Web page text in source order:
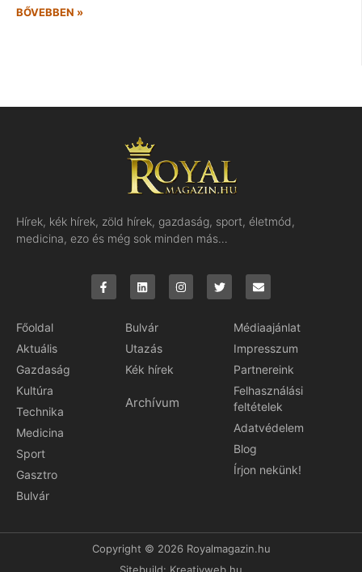
BŐVEBBEN »
Hírek, kék hírek, zöld hírek, gazdaság, sport, életmód,
medicina, ezo és még sok minden más…
Főoldal
Aktuális
Gazdaság
Kultúra
Technika
Medicina
Sport
Gasztro
Bulvár
Bulvár
Utazás
Kék hírek
Archívum
Médiaajánlat
Impresszum
Partnereink
Felhasználási
feltételek
Adatvédelem
Blog
Írjon nekünk!
Copyright © 2026 Royalmagazin.hu